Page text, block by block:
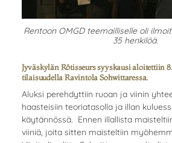
Rentoon OMGD teemailliselle oli
35 henkilöä.
Jyväskylän Rôtisseurs syyskausi aloitettiin
tilaisuudella Ravintola Sohwittaressa.
Aluksi perehdyttiin ruoan ja viinin
haasteisiin teoriatasolla ja illan
käytännössä. Ennen illallista
viiniä, joita sitten maisteltiin